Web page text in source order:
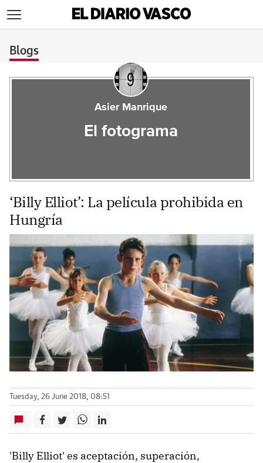
Blogs
Asier Manrique
El fotograma
‘Billy Elliot’: La película prohibida en
Hungría
Tuesday, 26 June 2018, 08:51
'Billy Elliot' es aceptación, superación,